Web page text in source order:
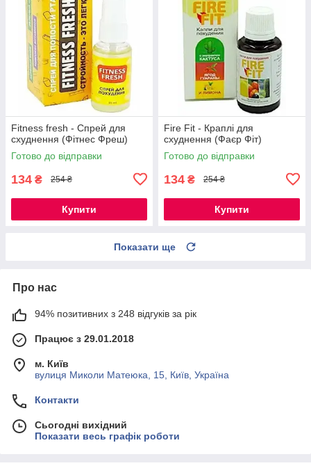
Fitness fresh - Спрей для
схуднення (Фітнес Фреш)
Готово до відправки
134 ₴ 254 ₴
Купити
Fire Fit - Краплі для
схуднення (Фаєр Фіт)
Готово до відправки
134 ₴ 254 ₴
Купити
Показати ще
Про нас
94% позитивних з 248 відгуків за рік
Працює з 29.01.2018
м. Київ
вулиця Миколи Матеюка, 15, Київ, Україна
Контакти
Сьогодні вихідний
Показати весь графік роботи